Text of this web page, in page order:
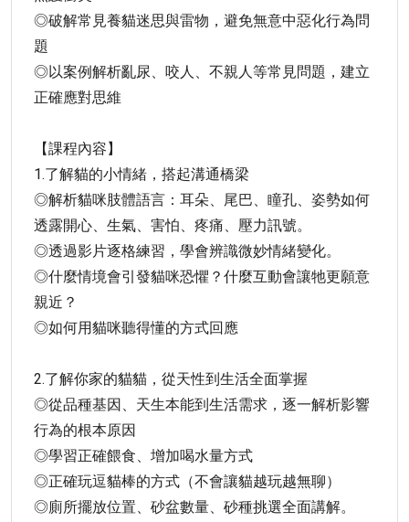
◎破解常見養貓迷思與雷物，避免無意中惡化行為問
題
◎以案例解析亂尿、咬人、不親人等常見問題，建立
正確應對思維
【課程內容】
1.了解貓的小情緒，搭起溝通橋梁
◎解析貓咪肢體語言：耳朵、尾巴、瞳孔、姿勢如何
透露開心、生氣、害怕、疼痛、壓力訊號。
◎透過影片逐格練習，學會辨識微妙情緒變化。
◎什麼情境會引發貓咪恐懼？什麼互動會讓牠更願意
親近？
◎如何用貓咪聽得懂的方式回應
2.了解你家的貓貓，從天性到生活全面掌握
◎從品種基因、天生本能到生活需求，逐一解析影響
行為的根本原因
◎學習正確餵食、增加喝水量方式
◎正確玩逗貓棒的方式（不會讓貓越玩越無聊）
◎廁所擺放位置、砂盆數量、砂種挑選全面講解。